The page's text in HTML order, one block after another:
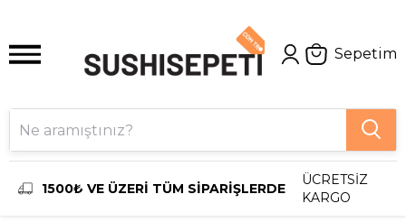
Sepetim
1500₺ VE ÜZERİ TÜM SİPARİŞLERDE
ÜCRETSİZ
KARGO